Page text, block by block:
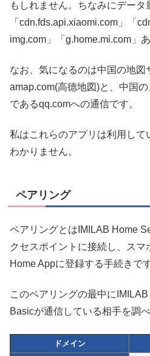
もしれません。ちなみにデータ
「cdn.fds.api.xiaomi.com」「
img.com」「g.home.mi.com」あ
なお、気になるのは中国の地図
amap.com(高德地図)と、中国
であるqq.comへの通信です。
私はこれらのアプリは利用して
わかりません。
ペアリング
ペアリングとはIMILAB Home
クセスポイントに接続し、ス
Home Appに登録する手続きです
このペアリングの最中に
Basicが通信している相手を調
ドメイン